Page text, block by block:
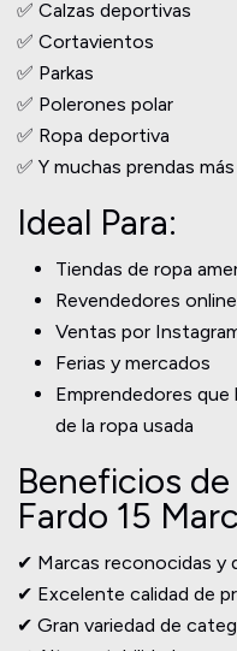
✅ Calzas deportivas
✅ Cortavientos
✅ Parkas
✅ Polerones polar
✅ Ropa deportiva
✅ Y muchas prendas más
Ideal Para:
Tiendas de ropa
Revendedores online
Ventas por
Ferias y mercados
Emprendedores
de la ropa usada
Beneficios
Fardo 15
✔ Marcas reconocidas y
✔ Excelente calidad de
✔ Gran variedad de